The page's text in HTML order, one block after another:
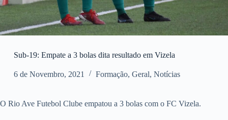
Sub-19: Empate a 3 bolas dita resultado em Vizela
6 de Novembro, 2021 Formação, Geral, Notícias
O Rio Ave Futebol Clube empatou a 3 bolas com o FC Vizela.